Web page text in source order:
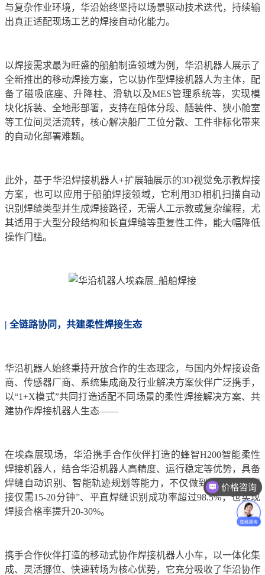
与复杂作业环境，华沿始终坚持以场景驱动技术迭代，持续输
出真正适配现场工艺的焊接自动化能力。
以焊接需求最为旺盛的船舶制造领域为例，华沿机器人展示了
全新推出的移动焊接方案，它以协作型焊接机器人为主体，配
备了磁吸底座、升降柱、滑轨以及MES管理系统等，实现模
块化拆装、全地形部署，支持在船体分段、舾装件、狭小舱室
等工位间灵活流转，核心解决船厂工位分散、工件非标化带来
的自动化部署难题。
此外，基于华沿焊接机器人+扩展轴展示的3D视觉免示教焊接
方案，也可以应用于船舶焊接领域，它利用3D相机扫描自动
识别焊缝类型并生成焊接路径，无需人工示教或复杂编程，尤
其适用于大型分段结构和长直焊缝等重复性工件，能大幅降低
操作门槛。
| 全链路协同，共建柔性焊接生态
华沿机器人始终秉持开放合作的生态理念，与国内外焊接设备
商、传感器厂商、系统集成商及行业解决方案伙伴广泛携手，
以“1+X模式”共同打造适配不同场景的柔性焊接解决方案、共
建协作焊接机器人生态——
在埃森展现场，华沿携手合作伙伴打造的蜂智H200智能柔性
焊接机器人，结合华沿机器人高精度、运行稳定等优势，具备
焊缝自动识别、智能轨迹规划等能力，不仅做到“从到位到焊
接仅需15-20分钟”、平直焊缝识别成功率超过98.5%，也实现
焊接合格率提升20-30%。
携手合作伙伴打造的移动式协作焊接机器人小车，以一体化集
成、灵活挪位、快速转场为核心优势，它充分吸收了华沿协作
价格咨询